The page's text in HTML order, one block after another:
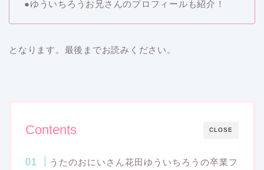
●ゆういちろうお兄さんのプロフィールも紹介！
となります。最後までお読みください。
CLOSE
Contents
うたのおにいさん花田ゆういちろうの卒業フ